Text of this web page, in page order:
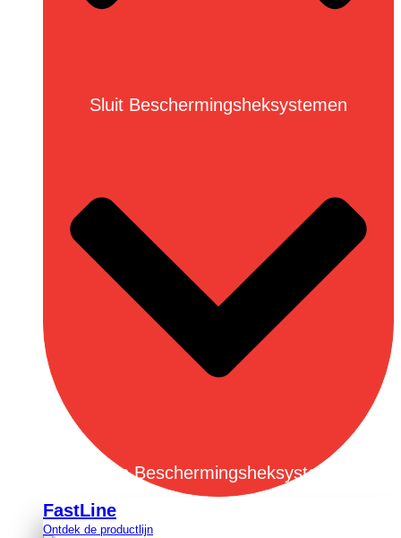
Sluit Beschermingsheksystemen
Open Beschermingsheksystemen
FastLine
Ontdek de productlijn